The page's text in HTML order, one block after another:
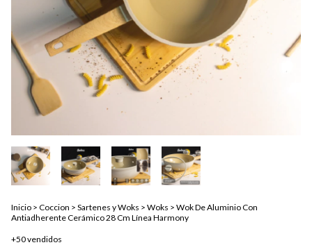
Inicio > Coccion > Sartenes y Woks > Woks > Wok De Aluminio Con
Antiadherente Cerámico 28 Cm Línea Harmony
+50 vendidos